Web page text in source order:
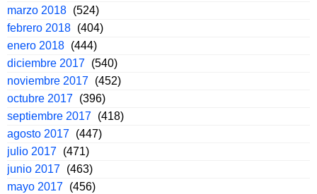
marzo 2018 (524)
febrero 2018 (404)
enero 2018 (444)
diciembre 2017 (540)
noviembre 2017 (452)
octubre 2017 (396)
septiembre 2017 (418)
agosto 2017 (447)
julio 2017 (471)
junio 2017 (463)
mayo 2017 (456)